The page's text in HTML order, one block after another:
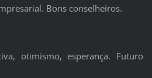
Bons conselheiros.
otimismo, esperança. Futuro